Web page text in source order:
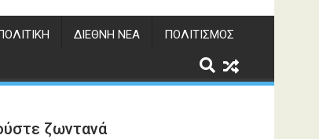
ΔΙΕΘΝΉ ΝΈΑ ΠΟΛΙΤΙΣΜΌΣ
ζωντανά